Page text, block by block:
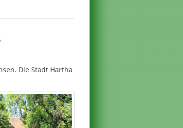
Die Stadt Hartha